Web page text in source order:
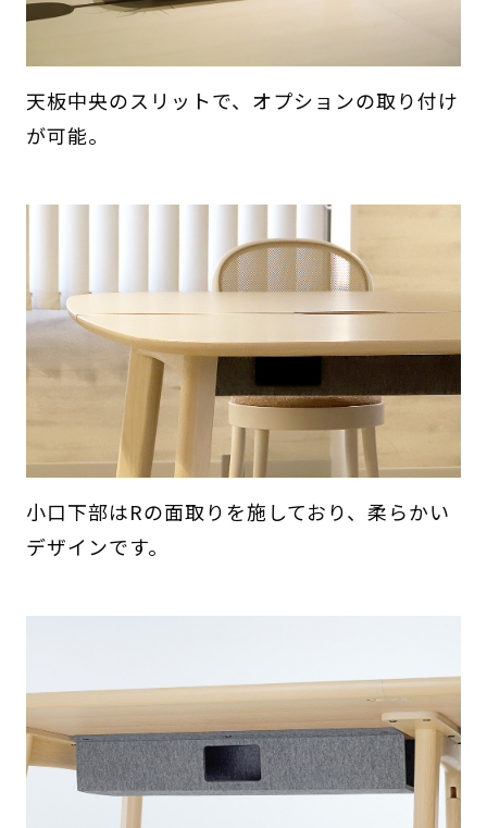
天板中央のスリットで、オプションの取り付け
が可能。
小口下部はRの面取りを施しており、柔らかい
デザインです。